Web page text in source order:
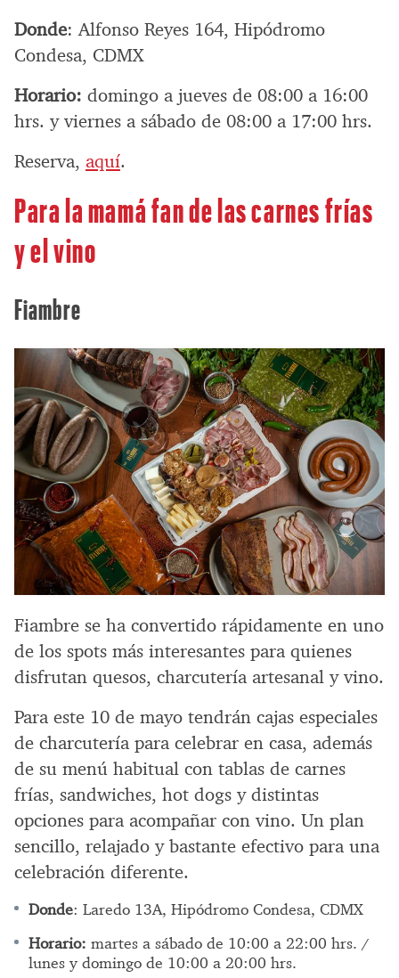
Donde: Alfonso Reyes 164, Hipódromo
Condesa, CDMX
Horario: domingo a jueves de 08:00 a 16:00
hrs. y viernes a sábado de 08:00 a 17:00 hrs.
Reserva, aquí.
Para la mamá fan de las carnes frías
y el vino
Fiambre
Fiambre se ha convertido rápidamente en uno
de los spots más interesantes para quienes
disfrutan quesos, charcutería artesanal y vino.
Para este 10 de mayo tendrán cajas especiales
de charcutería para celebrar en casa, además
de su menú habitual con tablas de carnes
frías, sandwiches, hot dogs y distintas
opciones para acompañar con vino. Un plan
sencillo, relajado y bastante efectivo para una
celebración diferente.
Donde: Laredo 13A, Hipódromo Condesa, CDMX
Horario: martes a sábado de 10:00 a 22:00 hrs. /
lunes y domingo de 10:00 a 20:00 hrs.